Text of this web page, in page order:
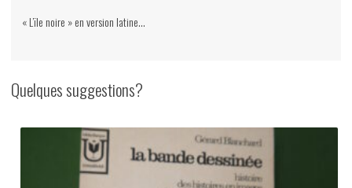
« L’ïle noire » en version latine…
Quelques suggestions?